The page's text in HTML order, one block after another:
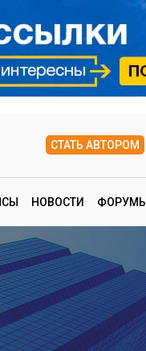
СТАТЬ АВТОРОМ
НОВОСТИ ФОРУМЫ